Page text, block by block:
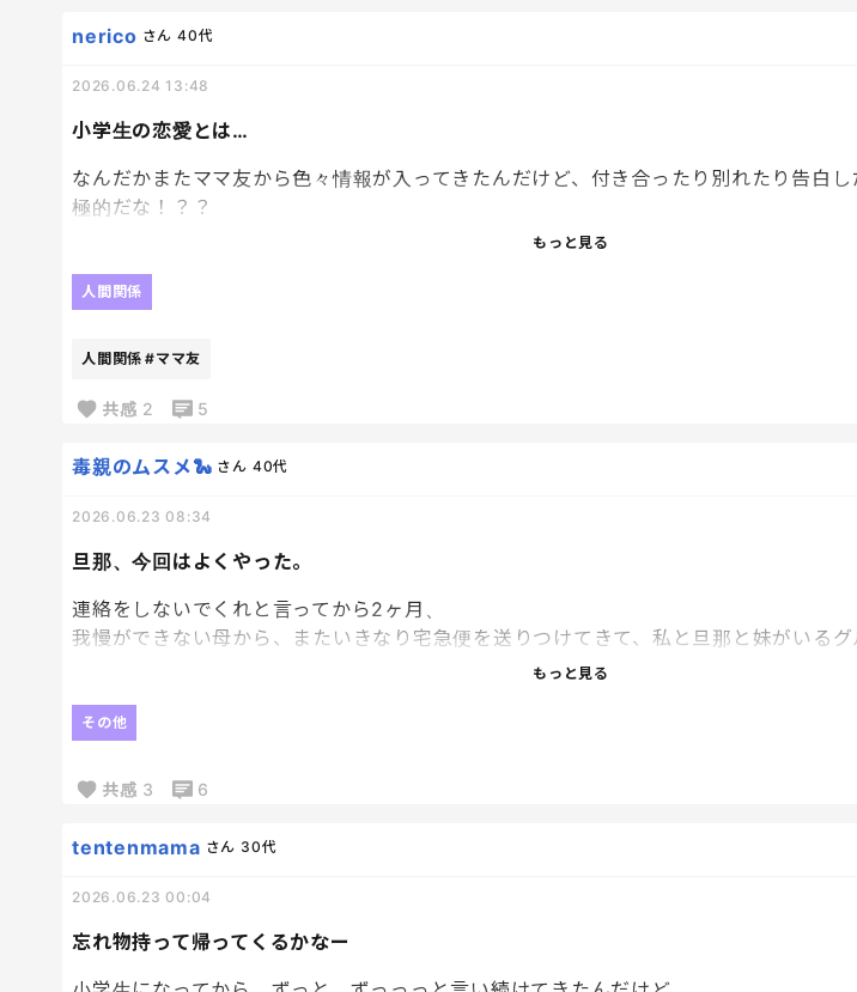
小学生の恋愛とは…
nerico さん 40代
2026.06.24 13:48
なんだかまたママ友から色々情報が入ってきたんだけど、付き合ったり別れたり告白
極的だな！？？
くときに、これからを生きる息子にとって、私が良い見本にならないといけないなぁと
難しいなぁ
もっと見る
人間関係
人間関係 #ママ友
共感 2 5
旦那、今回はよくやった。
毒親のムスメ🐍 さん 40代
2026.06.23 08:34
連絡をしないでくれと言ってから2ヶ月、
我慢ができない母から、またいきなり宅急便を送りつけてきて、私と旦那と妹がいるグ
小学生なんだから孫たちに開封させてくださいね！以前、〇〇くん（息子）から、送っ
…クッキー全部なんて食べてないし、そんなこと息子が言うかなと、ほんとグループ
もっと見る
その他
共感 3 6
忘れ物持って帰ってくるかなー
tentenmama さん 30代
2026.06.23 00:04